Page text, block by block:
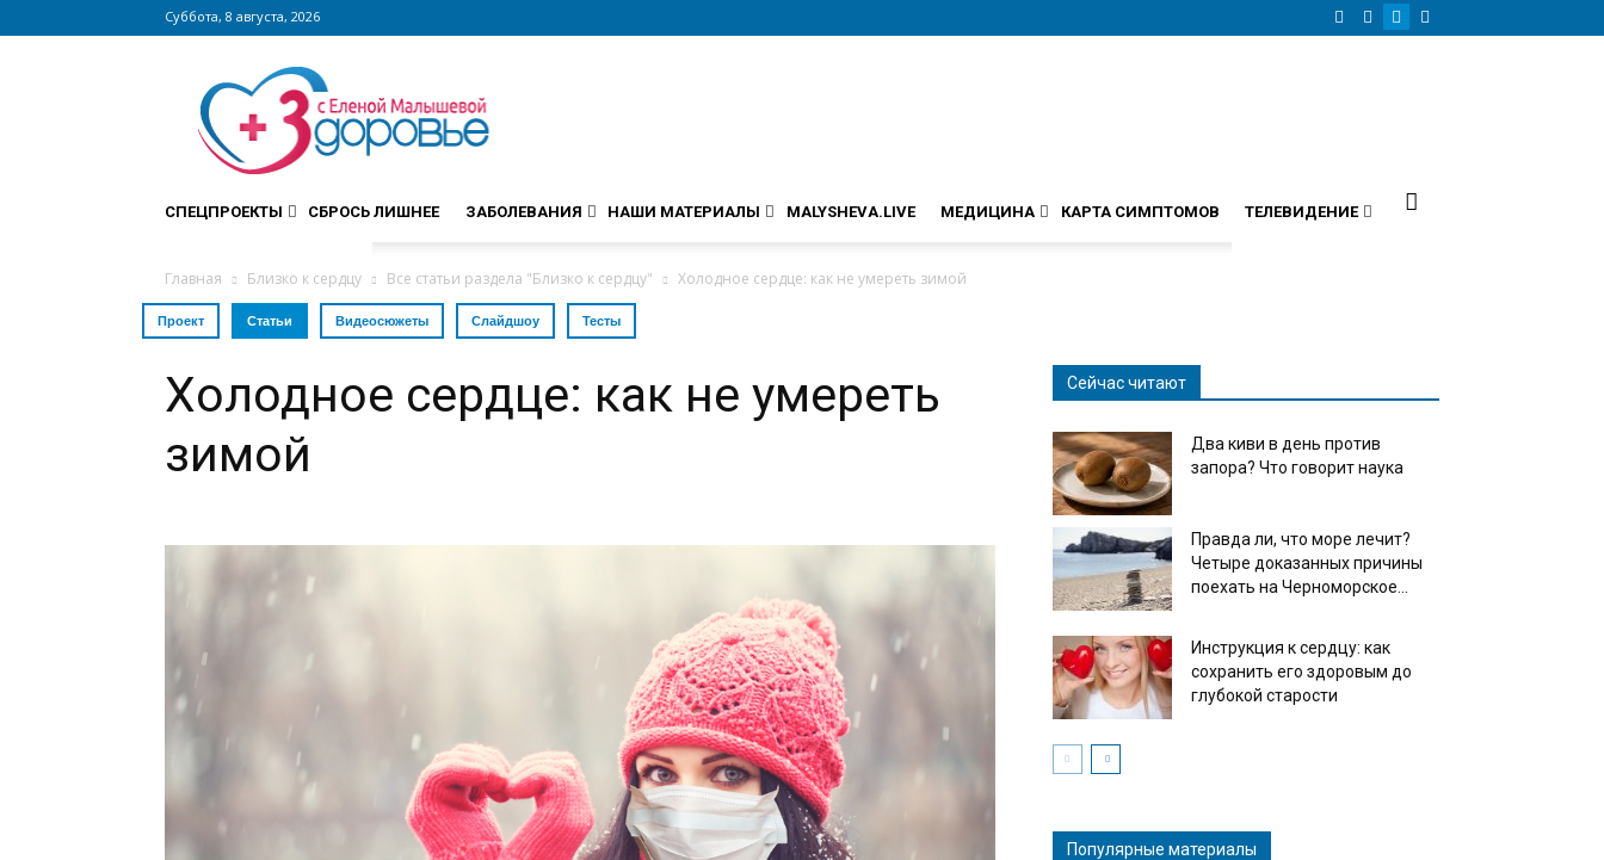
Суббота, 8 августа, 2026
Сайт
zdorovieinfo.ru
крупнейший
медицинский
интернет-
СПЕЦПРОЕКТЫ СБРОСЬ ЛИШНЕЕ ЗАБОЛЕВАНИЯ НАШИ МАТЕРИАЛЫ MALYSHEVA.LIVE МЕДИЦИНА КАРТА СИМПТОМОВ ТЕЛЕВИДЕНИЕ
Главная Близко к сердцу Все статьи раздела "Близко к сердцу" Холодное сердце: как не умереть зимой
Проект Статьи Видеосюжеты Слайдшоу Тесты
Холодное сердце: как не умереть
зимой
Сейчас читают
Два киви в день против
запора? Что говорит наука
Правда ли, что море лечит?
Четыре доказанных причины
поехать на Черноморское...
Инструкция к сердцу: как
сохранить его здоровым до
глубокой старости
Популярные материалы